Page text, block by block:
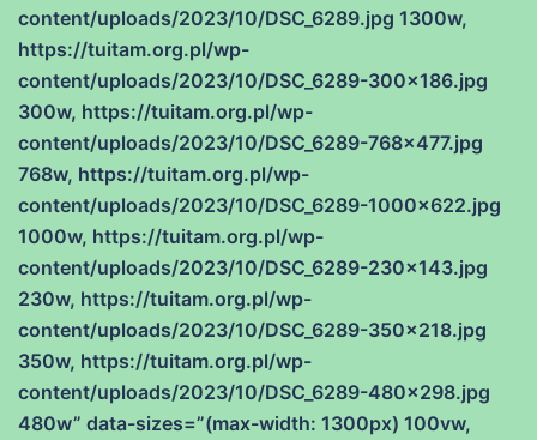
content/uploads/2023/10/DSC_6289.jpg 1300w,
https://tuitam.org.pl/wp-
content/uploads/2023/10/DSC_6289-300×186.jpg
300w, https://tuitam.org.pl/wp-
content/uploads/2023/10/DSC_6289-768×477.jpg
768w, https://tuitam.org.pl/wp-
content/uploads/2023/10/DSC_6289-1000×622.jpg
1000w, https://tuitam.org.pl/wp-
content/uploads/2023/10/DSC_6289-230×143.jpg
230w, https://tuitam.org.pl/wp-
content/uploads/2023/10/DSC_6289-350×218.jpg
350w, https://tuitam.org.pl/wp-
content/uploads/2023/10/DSC_6289-480×298.jpg
480w” data-sizes=”(max-width: 1300px) 100vw,